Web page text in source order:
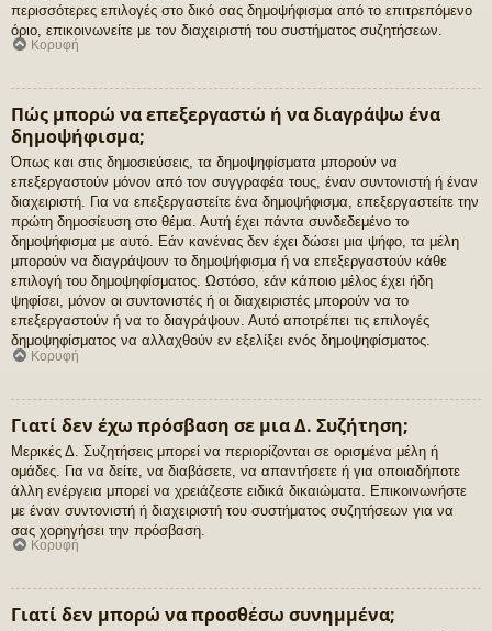
περισσότερες επιλογές στο δικό σας δημοψήφισμα από το επιτρεπόμενο
όριο, επικοινωνείτε με τον διαχειριστή του συστήματος συζητήσεων.
Κορυφή
Πώς μπορώ να επεξεργαστώ ή να διαγράψω ένα
δημοψήφισμα;
Όπως και στις δημοσιεύσεις, τα δημοψηφίσματα μπορούν να
επεξεργαστούν μόνον από τον συγγραφέα τους, έναν συντονιστή ή έναν
διαχειριστή. Για να επεξεργαστείτε ένα δημοψήφισμα, επεξεργαστείτε την
πρώτη δημοσίευση στο θέμα. Αυτή έχει πάντα συνδεδεμένο το
δημοψήφισμα με αυτό. Εάν κανένας δεν έχει δώσει μια ψήφο, τα μέλη
μπορούν να διαγράψουν το δημοψήφισμα ή να επεξεργαστούν κάθε
επιλογή του δημοψηφίσματος. Ωστόσο, εάν κάποιο μέλος έχει ήδη
ψηφίσει, μόνον οι συντονιστές ή οι διαχειριστές μπορούν να το
επεξεργαστούν ή να το διαγράψουν. Αυτό αποτρέπει τις επιλογές
δημοψηφίσματος να αλλαχθούν εν εξελίξει ενός δημοψηφίσματος.
Κορυφή
Γιατί δεν έχω πρόσβαση σε μια Δ. Συζήτηση;
Μερικές Δ. Συζητήσεις μπορεί να περιορίζονται σε ορισμένα μέλη ή
ομάδες. Για να δείτε, να διαβάσετε, να απαντήσετε ή για οποιαδήποτε
άλλη ενέργεια μπορεί να χρειάζεστε ειδικά δικαιώματα. Επικοινωνήστε
με έναν συντονιστή ή διαχειριστή του συστήματος συζητήσεων για να
σας χορηγήσει την πρόσβαση.
Κορυφή
Γιατί δεν μπορώ να προσθέσω συνημμένα;